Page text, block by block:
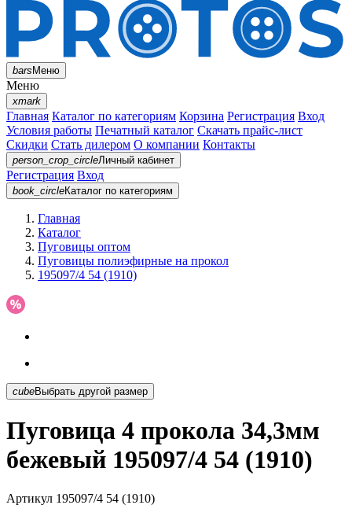
barsМеню
Меню
xmark
Главная Каталог по категориям Корзина Регистрация Вход
Условия работы Печатный каталог Скачать прайс-лист
Скидки Стать дилером О компании Контакты
person_crop_circleЛичный кабинет
Регистрация Вход
book_circleКаталог по категориям
Главная
Каталог
Пуговицы оптом
Пуговицы полиэфирные на прокол
195097/4 54 (1910)
cubeВыбрать другой размер
Пуговица 4 прокола 34,3мм
бежевый 195097/4 54 (1910)
Артикул 195097/4 54 (1910)